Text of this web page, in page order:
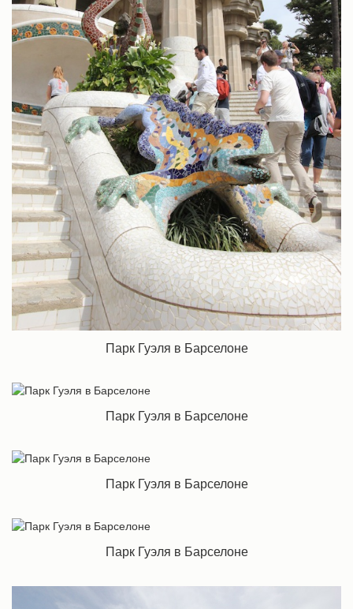
Парк Гуэля в Барселоне
Парк Гуэля в Барселоне
Парк Гуэля в Барселоне
Парк Гуэля в Барселоне